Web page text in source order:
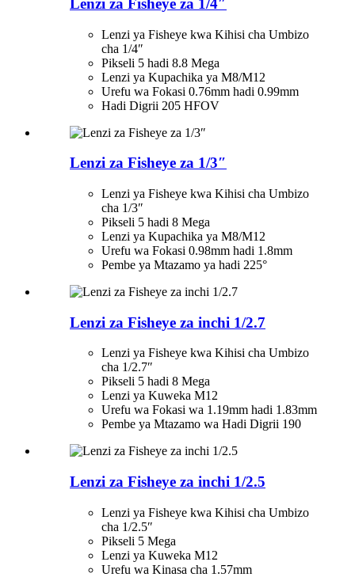
Lenzi za Fisheye za 1/4″
Lenzi ya Fisheye kwa Kihisi cha Umbizo
cha 1/4″
Pikseli 5 hadi 8.8 Mega
Lenzi ya Kupachika ya M8/M12
Urefu wa Fokasi 0.76mm hadi 0.99mm
Hadi Digrii 205 HFOV
Lenzi za Fisheye za 1/3″
Lenzi ya Fisheye kwa Kihisi cha Umbizo
cha 1/3″
Pikseli 5 hadi 8 Mega
Lenzi ya Kupachika ya M8/M12
Urefu wa Fokasi 0.98mm hadi 1.8mm
Pembe ya Mtazamo ya hadi 225°
Lenzi za Fisheye za inchi 1/2.7
Lenzi ya Fisheye kwa Kihisi cha Umbizo
cha 1/2.7″
Pikseli 5 hadi 8 Mega
Lenzi ya Kuweka M12
Urefu wa Fokasi wa 1.19mm hadi 1.83mm
Pembe ya Mtazamo wa Hadi Digrii 190
Lenzi za Fisheye za inchi 1/2.5
Lenzi ya Fisheye kwa Kihisi cha Umbizo
cha 1/2.5″
Pikseli 5 Mega
Lenzi ya Kuweka M12
Urefu wa Kinasa cha 1.57mm